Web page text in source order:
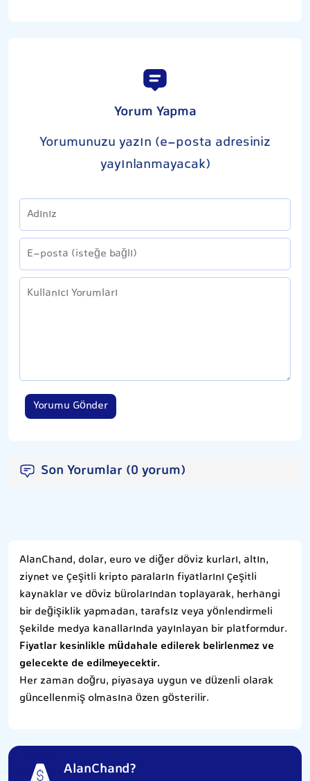
Yorum Yapma
Yorumunuzu yazın (e-posta adresiniz
yayınlanmayacak)
Yorumu Gönder
Son Yorumlar (0 yorum)
AlanChand, dolar, euro ve diğer döviz kurları, altın,
ziynet ve çeşitli kripto paraların fiyatlarını çeşitli
kaynaklar ve döviz bürolarından toplayarak, herhangi
bir değişiklik yapmadan, tarafsız veya yönlendirmeli
şekilde medya kanallarında yayınlayan bir platformdur.
Fiyatlar kesinlikle müdahale edilerek belirlenmez ve
gelecekte de edilmeyecektir.
Her zaman doğru, piyasaya uygun ve düzenli olarak
güncellenmiş olmasına özen gösterilir.
AlanChand?